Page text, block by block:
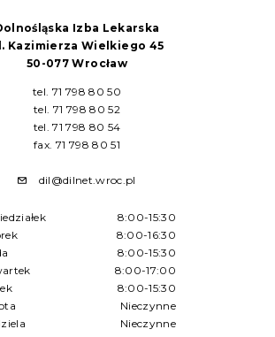
Izba Lekarska
Kazimierza Wielkiego 45
50-077 Wrocław
tel. 71 798 80 50
tel. 71 798 80 52
tel. 71 798 80 54
fax. 71 798 80 51
dil@dilnet.wroc.pl
8:00-15:30
8:00-16:30
8:00-15:30
8:00-17:00
8:00-15:30
Nieczynne
Nieczynne